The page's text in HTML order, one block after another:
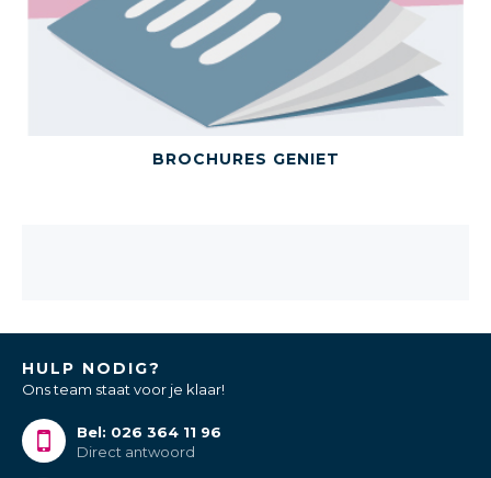
BEKIJK DIT PRODUCT
BROCHURES GENIET
HULP NODIG?
Ons team staat voor je klaar!
Bel: 026 364 11 96
Direct antwoord